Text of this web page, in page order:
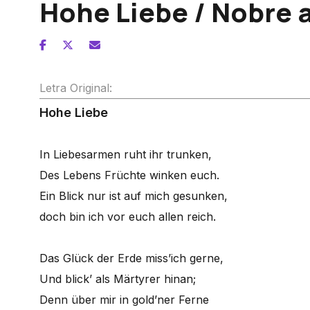
Hohe Liebe / Nobre
Letra Original:
Hohe Liebe
In Liebesarmen ruht ihr trunken,
Des Lebens Früchte winken euch.
Ein Blick nur ist auf mich gesunken,
doch bin ich vor euch allen reich.
Das Glück der Erde miss’ich gerne,
Und blick’ als Märtyrer hinan;
Denn über mir in gold’ner Ferne